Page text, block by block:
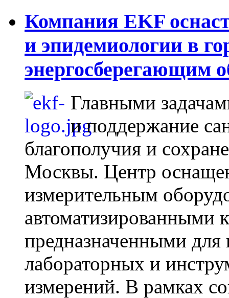
Компания EKF
и эпидемиологии в
энергосберегающим
Главными
и поддержание
благополучия и
Москвы. Центр
измерительным
автоматизированными
предназначенными для
лабораторных и
измерений. В рамках